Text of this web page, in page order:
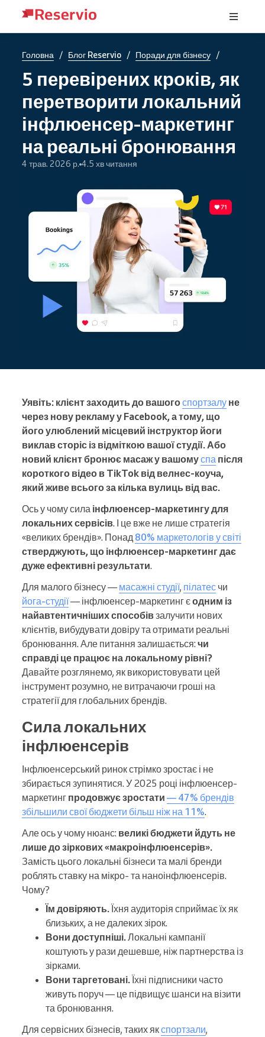
Головна / Блог Reservio / Поради для бізнесу /
5 перевірених кроків, як
перетворити локальний
інфлюенсер-маркетинг
на реальні бронювання
4 трав. 2026 р. 4.5 хв читання
Уявіть: клієнт заходить до вашогоспортзалу не
через нову рекламу у Facebook, а тому, що
його улюблений місцевий інструктор йоги
виклав сторіс із відміткою вашої студії. Або
новий клієнт бронює масаж у вашомуспа після
короткого відео в TikTok від велнес-коуча,
який живе всього за кілька вулиць від вас.
Ось у чому сила інфлюенсер-маркетингу для
локальних сервісів. І це вже не лише стратегія
«великих брендів». Понад 80% маркетологів у світі
стверджують, що інфлюенсер-маркетинг дає
дуже ефективні результати.
Для малого бізнесу — масажні студії, пілатес чи
йога-студії— інфлюенсер-маркетинг єодним із
найавтентичніших способівзалучити нових
клієнтів, вибудувати довіру та отримати реальні
бронювання. Але питання залишається: чи
справді це працює на локальному рівні?
Давайте розглянемо, як використовувати цей
інструмент розумно, не витрачаючи гроші на
стратегії для глобальних брендів.
Сила локальних
інфлюенсерів
Інфлюенсерський ринок стрімко зростає і не
збирається зупинятися. У 2025 році інфлюенсер-
маркетинг продовжує зростати — 47% брендів
збільшили свої бюджети більш ніж на 11%.
Але ось у чому нюанс: великі бюджети йдуть не
лише до зіркових «макроінфлюенсерів».
Замість цього локальні бізнеси та малі бренди
роблять ставку на мікро- та наноінфлюенсерів.
Чому?
Їм довіряють. Їхня аудиторія сприймає їх як
близьких, а не далеких зірок.
Вони доступніші.Локальні кампанії
коштують у рази дешевше, ніж партнерства із
зірками.
Вони таргетовані. Їхні підписники часто
живуть поруч — це підвищує шанси на візити
та бронювання.
Для сервісних бізнесів, таких якспортзали,